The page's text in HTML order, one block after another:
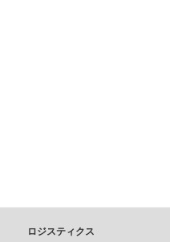
ロジスティクス